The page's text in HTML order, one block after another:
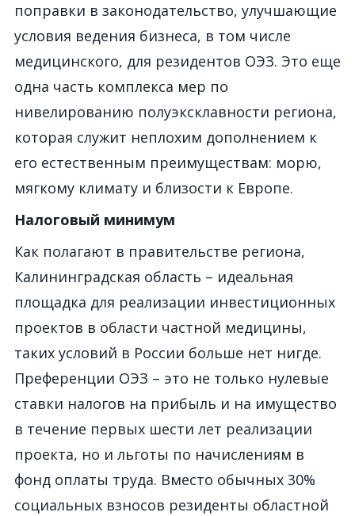
поправки в законодательство, улучшающие
условия ведения бизнеса, в том числе
медицинского, для резидентов ОЭЗ. Это еще
одна часть комплекса мер по
нивелированию полуэксклавности региона,
которая служит неплохим дополнением к
его естественным преимуществам: морю,
мягкому климату и близости к Европе.
Налоговый минимум
Как полагают в правительстве региона,
Калининградская область – идеальная
площадка для реализации инвестиционных
проектов в области частной медицины,
таких условий в России больше нет нигде.
Преференции ОЭЗ – это не только нулевые
ставки налогов на прибыль и на имущество
в течение первых шести лет реализации
проекта, но и льготы по начислениям в
фонд оплаты труда. Вместо обычных 30%
социальных взносов резиденты областной